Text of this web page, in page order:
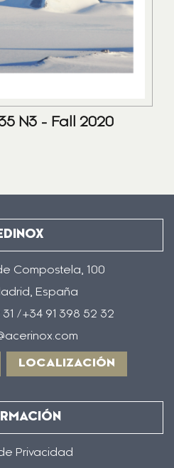
N3 - Fall 2020
Compostela, 100
España
31 /+34 91 398 52 32
LOCALIZACIÓN
Privacidad